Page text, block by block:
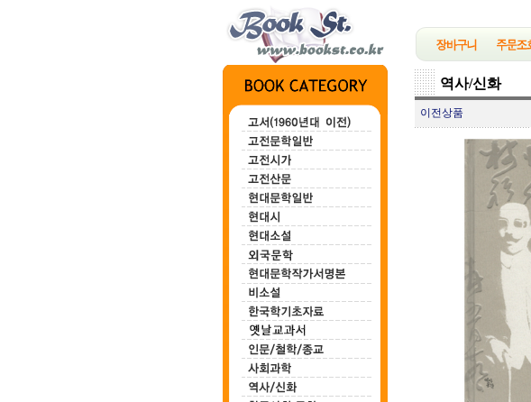
역사/신화
이전상품